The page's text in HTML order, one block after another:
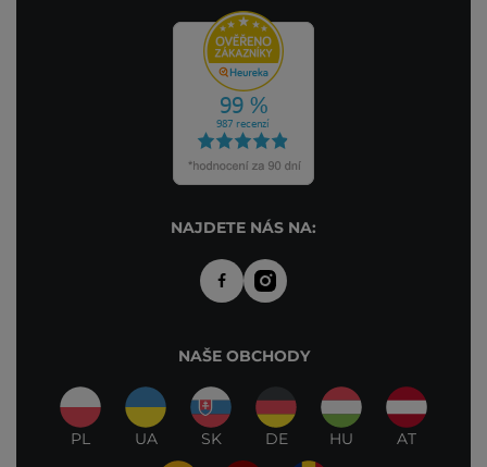
NAJDETE NÁS NA:
NAŠE OBCHODY
PL UA SK DE HU AT